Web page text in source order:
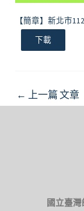
【簡章】新北市
下載
Post
navigation
← 上一篇 文章
國立臺灣